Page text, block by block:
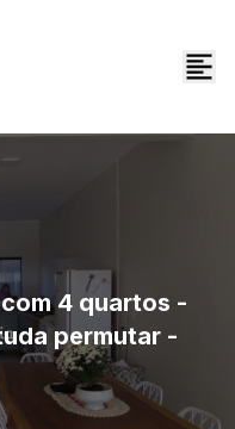
4 quartos -
permutar -